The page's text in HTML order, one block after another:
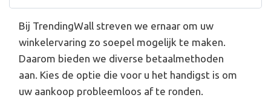
Bij TrendingWall streven we ernaar om uw
winkelervaring zo soepel mogelijk te maken.
Daarom bieden we diverse betaalmethoden
aan. Kies de optie die voor u het handigst is om
uw aankoop probleemloos af te ronden.